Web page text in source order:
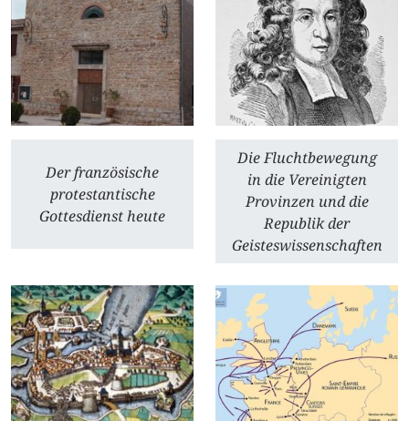
Der französische
protestantische
Gottesdienst heute
Die Fluchtbewegung
in die Vereinigten
Provinzen und die
Republik der
Geisteswissenschaften